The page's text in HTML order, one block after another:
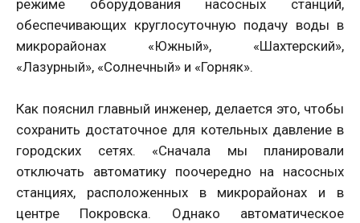
режиме оборудования насосных станций,
обеспечивающих круглосуточную подачу воды в
микрорайонах «Южный», «Шахтерский»,
«Лазурный», «Солнечный» и «Горняк».
Как пояснил главный инженер, делается это, чтобы
сохранить достаточное для котельных давление в
городских сетях. «Сначала мы планировали
отключать автоматику поочередно на насосных
станциях, расположенных в микрорайонах и в
центре Покровска. Однако автоматическое